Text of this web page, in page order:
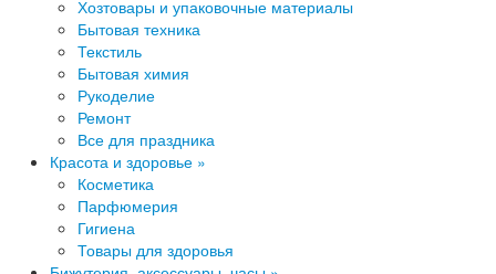
Хозтовары и упаковочные материалы
Бытовая​ техника
Текстиль
Быт​овая химия
Рукоделие
Ремонт
Все для праздника
Красота и здоровье »
Косметика
Парфюмери​я
Гигиена
Товары для здоровья